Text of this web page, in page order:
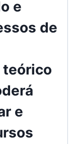
e
de
teórico
e